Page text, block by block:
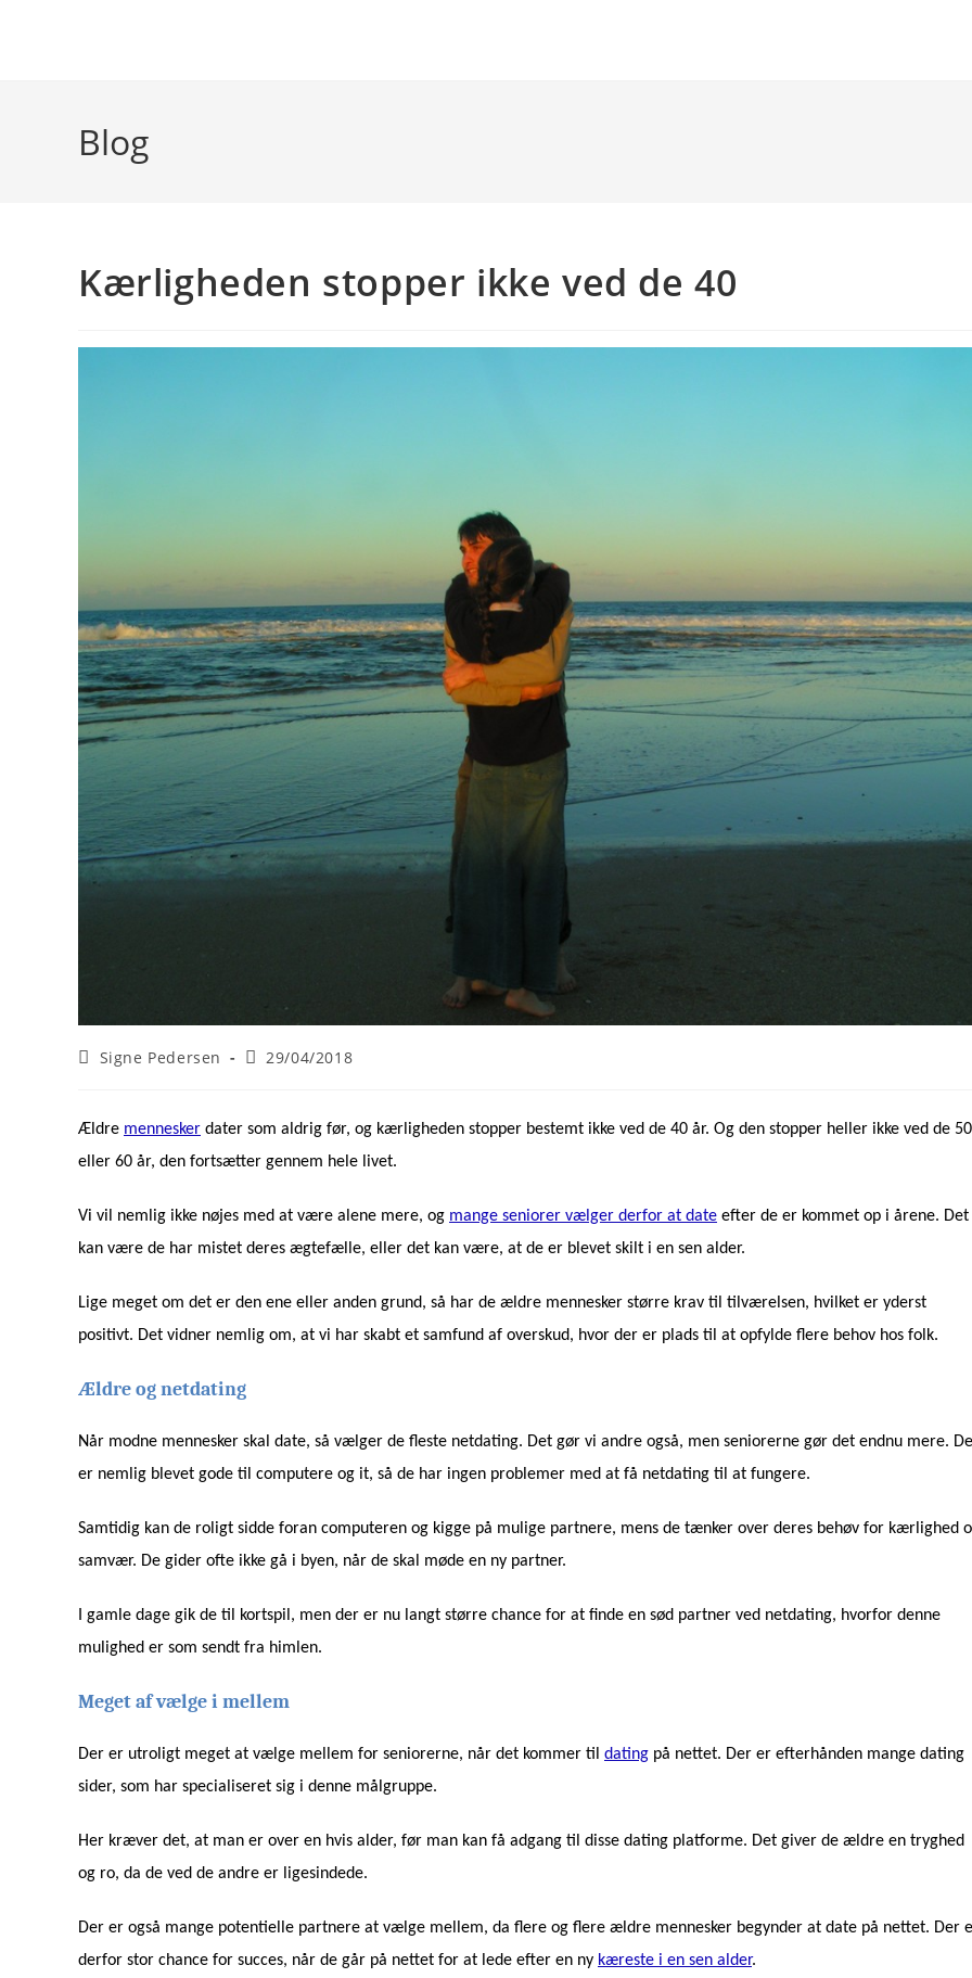
Blog
Kærligheden stopper ikke ved de 40
PostSigne Pedersen
Post29/04/2018
Ældre mennesker dater som aldrig før, og kærligheden stopper bestemt ikke ved de 40 år. Og den stopper heller ikke ved de 50
eller 60 år, den fortsætter gennem hele livet.
Vi vil nemlig ikke nøjes med at være alene mere, og mange seniorer vælger derfor at date efter de er kommet op i årene. Det
kan være de har mistet deres ægtefælle, eller det kan være, at de er blevet skilt i en sen alder.
Lige meget om det er den ene eller anden grund, så har de ældre mennesker større krav til tilværelsen, hvilket er yderst
positivt. Det vidner nemlig om, at vi har skabt et samfund af overskud, hvor der er plads til at opfylde flere behov hos folk.
Ældre og netdating
Når modne mennesker skal date, så vælger de fleste netdating. Det gør vi andre også, men seniorerne gør det endnu mere. De
er nemlig blevet gode til computere og it, så de har ingen problemer med at få netdating til at fungere.
Samtidig kan de roligt sidde foran computeren og kigge på mulige partnere, mens de tænker over deres behøv for kærlighed
samvær. De gider ofte ikke gå i byen, når de skal møde en ny partner.
I gamle dage gik de til kortspil, men der er nu langt større chance for at finde en sød partner ved netdating, hvorfor denne
mulighed er som sendt fra himlen.
Meget af vælge i mellem
Der er utroligt meget at vælge mellem for seniorerne, når det kommer til dating på nettet. Der er efterhånden mange dating
sider, som har specialiseret sig i denne målgruppe.
Her kræver det, at man er over en hvis alder, før man kan få adgang til disse dating platforme. Det giver de ældre en tryghed
og ro, da de ved de andre er ligesindede.
Der er også mange potentielle partnere at vælge mellem, da flere og flere ældre mennesker begynder at date på nettet. Der
derfor stor chance for succes, når de går på nettet for at lede efter en ny kæreste i en sen alder.